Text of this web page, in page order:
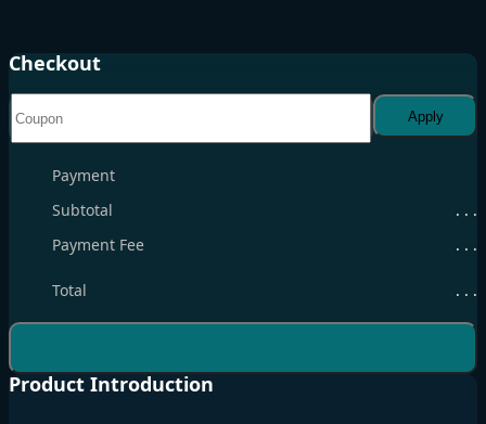
Checkout
Apply
Payment
Subtotal
. . .
Payment Fee
. . .
Total . . .
Product Introduction